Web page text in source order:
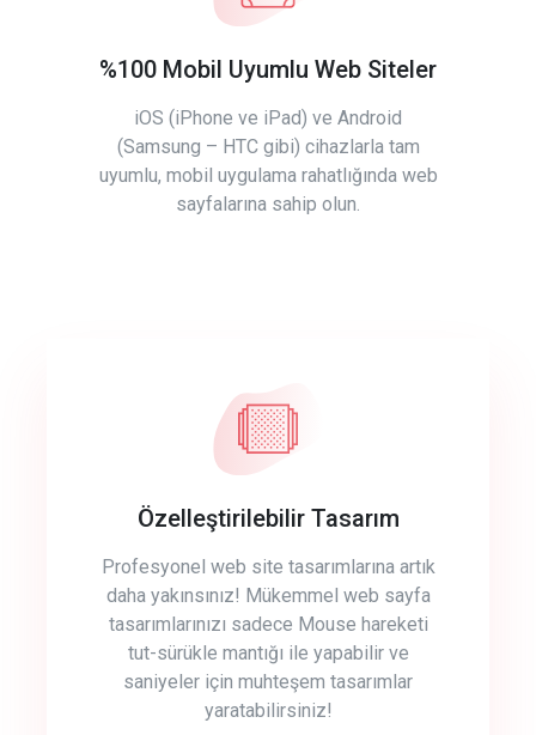
%100 Mobil Uyumlu Web Siteler
iOS (iPhone ve iPad) ve Android
(Samsung – HTC gibi) cihazlarla tam
uyumlu, mobil uygulama rahatlığında web
sayfalarına sahip olun.
Özelleştirilebilir Tasarım
Profesyonel web site tasarımlarına artık
daha yakınsınız! Mükemmel web sayfa
tasarımlarınızı sadece Mouse hareketi
tut-sürükle mantığı ile yapabilir ve
saniyeler için muhteşem tasarımlar
yaratabilirsiniz!